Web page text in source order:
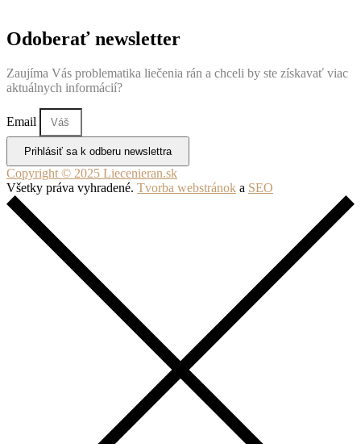
Odoberať newsletter
Zaujíma Vás problematika liečenia rán a chceli by ste získavať viac
aktuálnych informácií?
Email
Prihlásiť sa k odberu newslettra
Copyright © 2025 Liecenieran.sk
Všetky práva vyhradené. Tvorba webstránok a SEO